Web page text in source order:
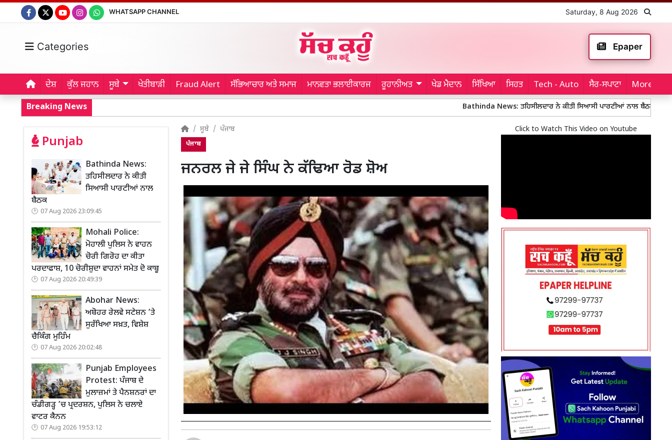
WHATSAPP CHANNEL Saturday, 8 Aug 2026
Categories Epaper
ਦੇਸ਼ ਕੁੱਲ ਜਹਾਨ ਸੂਬੇ ਖੇਤੀਬਾੜੀ Fraud Alert ਸੱਭਿਆਚਾਰ ਅਤੇ ਸਮਾਜ ਮਾਨਵਤਾ ਭਲਾਈਕਾਰਜ ਰੂਹਾਨੀਅਤ ਖੇਡ ਮੈਦਾਨ ਸਿੱਖਿਆ ਸਿਹਤ Tech - Auto ਸੈਰ-ਸਪਾਟਾ More...
Breaking News Bathinda News: ਤਹਿਸੀਲਦਾਰ ਨੇ ਕੀਤੀ ਸਿਆਸੀ ਪਾਰਟੀਆਂ ਨਾਲ ਬੈਠਕ Mohali
Punjab
Bathinda News:
ਤਹਿਸੀਲਦਾਰ ਨੇ ਕੀਤੀ
ਸਿਆਸੀ ਪਾਰਟੀਆਂ ਨਾਲ
ਬੈਠਕ
07 Aug 2026 23:09:45
Mohali Police:
ਮੋਹਾਲੀ ਪੁਲਿਸ ਨੇ ਵਾਹਨ
ਚੋਰੀ ਗਿਰੋਹ ਦਾ ਕੀਤਾ
ਪਰਦਾਫਾਸ਼, 10 ਚੋਰੀਸ਼ੁਦਾ ਵਾਹਨਾਂ ਸਮੇਤ ਦੋ ਕਾਬੂ
07 Aug 2026 20:49:39
Abohar News:
ਅਬੋਹਰ ਰੇਲਵੇ ਸਟੇਸ਼ਨ ’ਤੇ
ਸੁਰੱਖਿਆ ਸਖ਼ਤ, ਵਿਸ਼ੇਸ਼
ਚੈਕਿੰਗ ਮੁਹਿੰਮ
07 Aug 2026 20:02:48
Punjab Employees
Protest: ਪੰਜਾਬ ਦੇ
ਮੁਲਾਜ਼ਮਾਂ ਤੇ ਪੈਨਸ਼ਨਰਾਂ ਦਾ
ਚੰਡੀਗੜ੍ਹ ’ਚ ਪ੍ਰਦਰਸ਼ਨ, ਪੁਲਿਸ ਨੇ ਚਲਾਏ
ਵਾਟਰ ਕੈਨਨ
07 Aug 2026 19:53:12
ਸੂਬੇ ਪੰਜਾਬ
ਪੰਜਾਬ
ਜਨਰਲ ਜੇ ਜੇ ਸਿੰਘ ਨੇ ਕੱਢਿਆ ਰੋਡ ਸ਼ੋਅ
Click to Watch This Video on Youtube